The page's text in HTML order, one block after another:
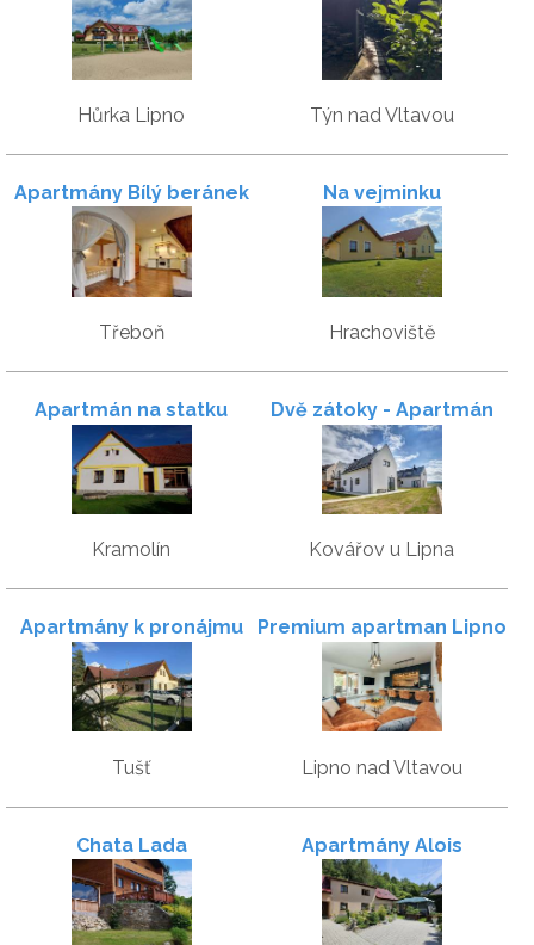
Hůrka Lipno
Medvěda
Týn nad Vltavou
Apartmány Bílý beránek
Třeboň
Na vejminku
Hrachoviště
Apartmán na statku
Kramolín
Dvě zátoky - Apartmán
č.4
Kovářov u Lipna
Apartmány k pronájmu
Tušť
Premium apartman Lipno
Lipno nad Vltavou
Chata Lada Apartmány Alois